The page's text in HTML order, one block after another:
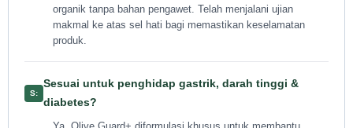
organik tanpa bahan pengawet. Telah menjalani ujian
makmal ke atas sel hati bagi memastikan keselamatan
produk.
Sesuai untuk penghidap gastrik, darah tinggi &
diabetes?